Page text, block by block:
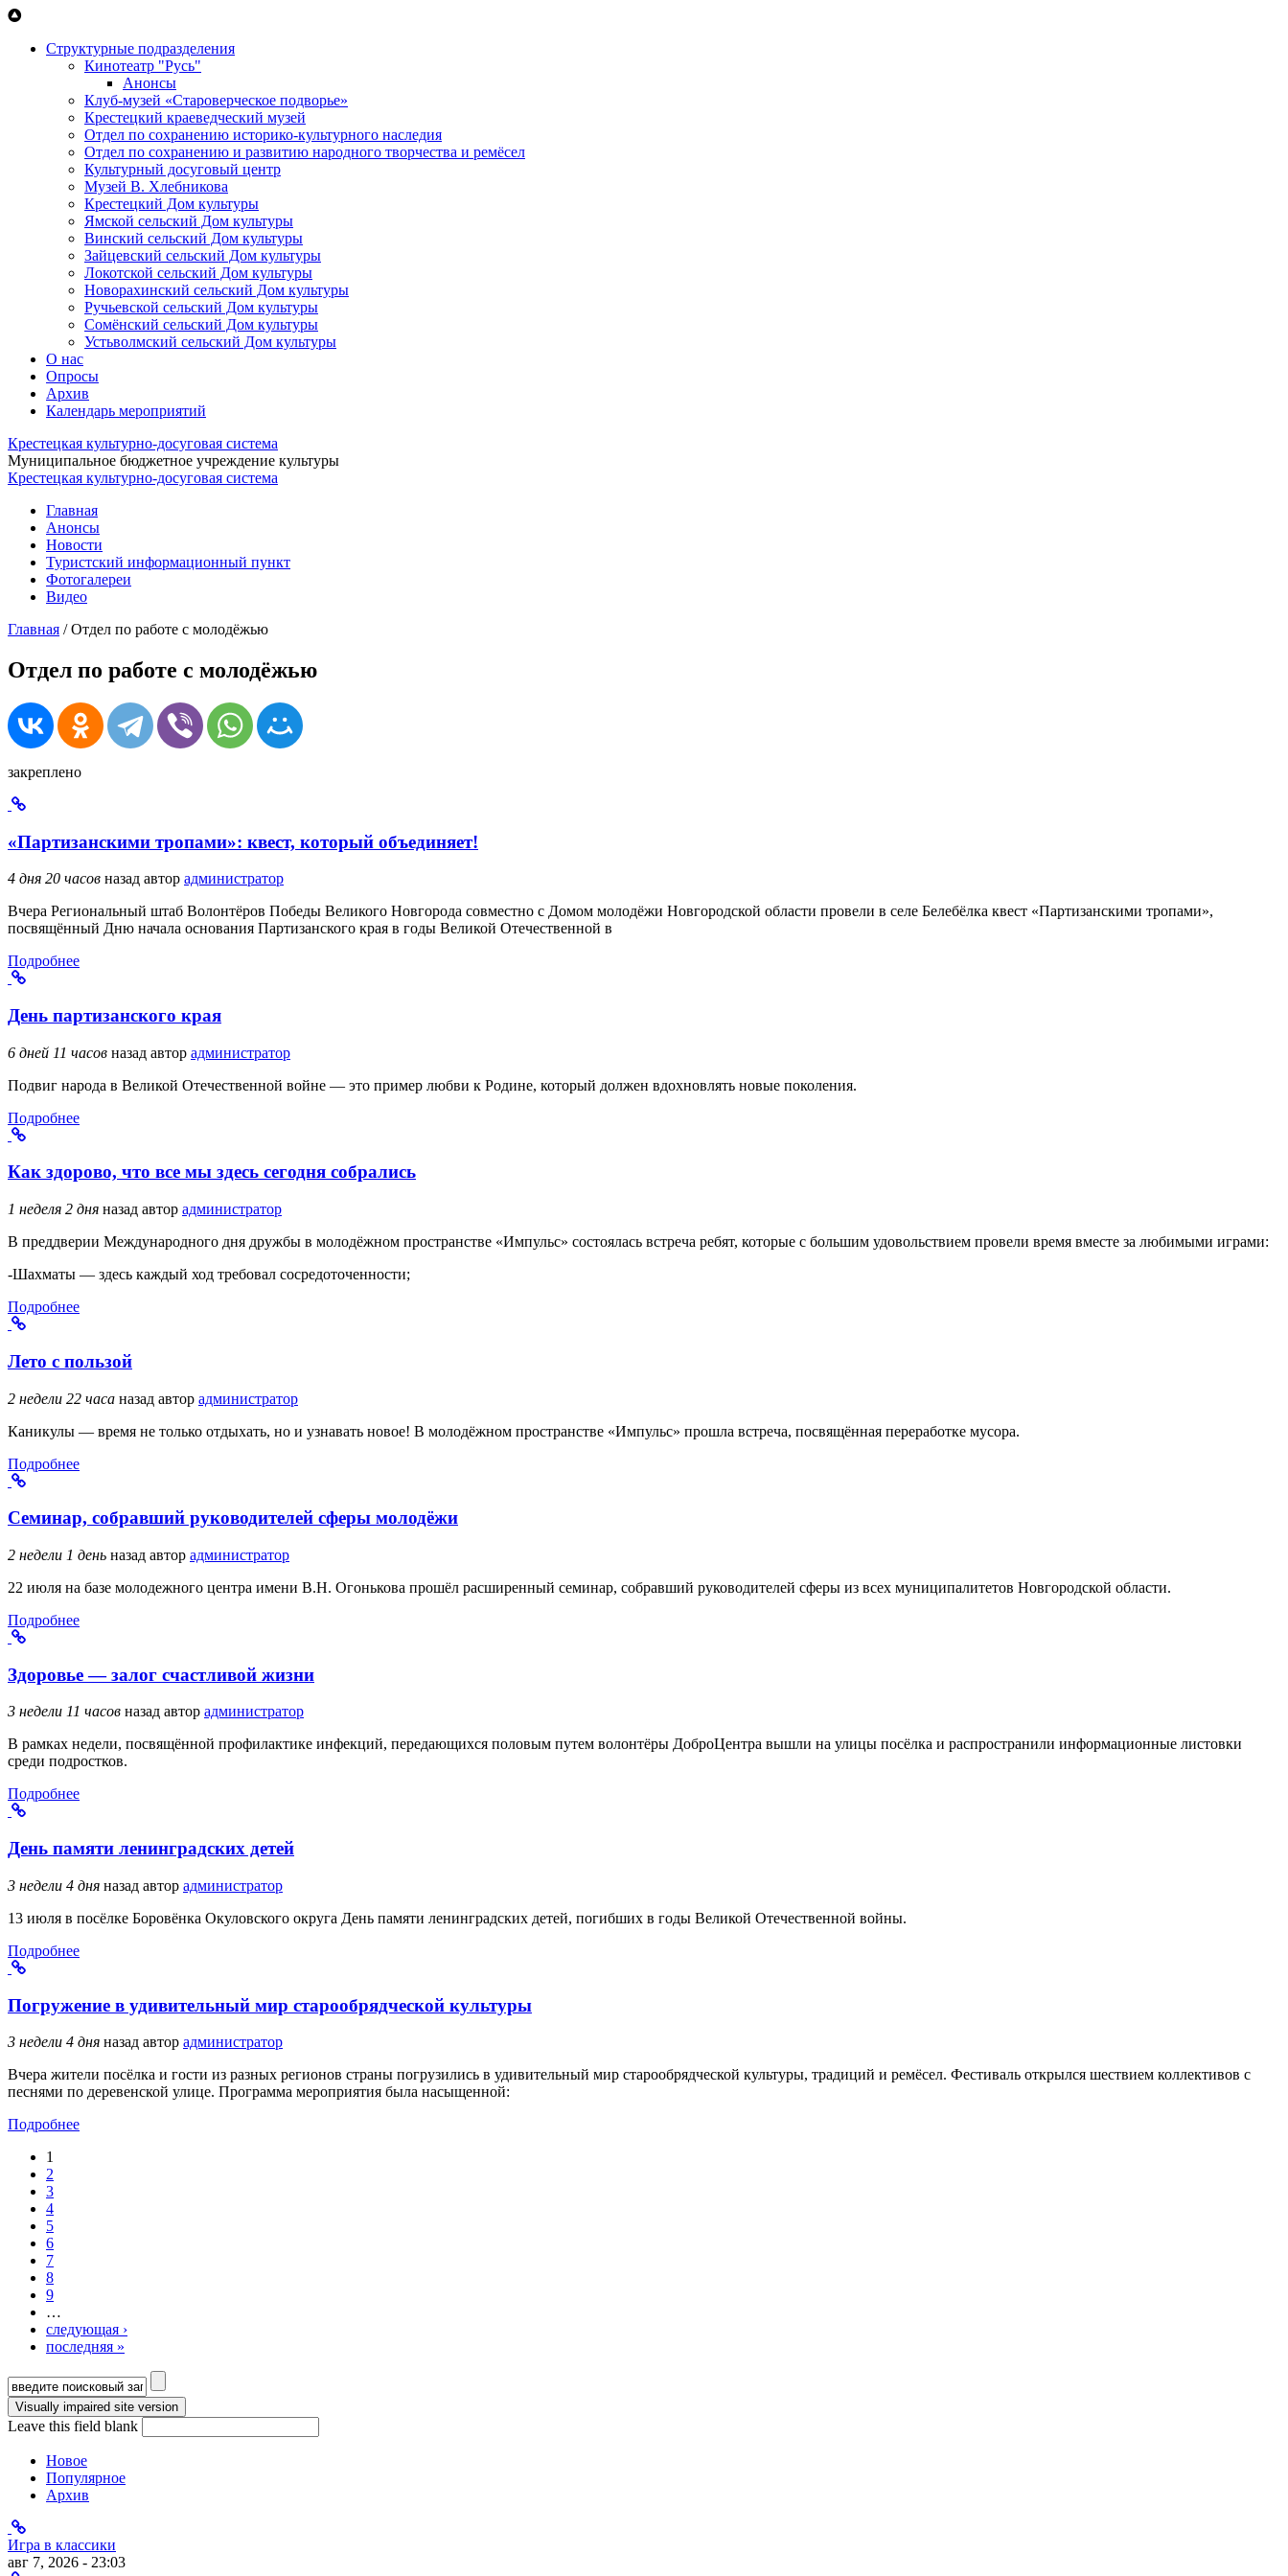
Перейти к основному содержанию
Структурные подразделения
Кинотеатр "Русь"
Анонсы
Клуб-музей «Староверческое подворье»
Крестецкий краеведческий музей
Отдел по сохранению историко-культурного наследия
Отдел по сохранению и развитию народного творчества и ремёсел
Культурный досуговый центр
Музей В. Хлебникова
Крестецкий Дом культуры
Ямской сельский Дом культуры
Винский сельский Дом культуры
Зайцевский сельский Дом культуры
Локотской сельский Дом культуры
Новорахинский сельский Дом культуры
Ручьевской сельский Дом культуры
Сомёнский сельский Дом культуры
Устьволмский сельский Дом культуры
О нас
Опросы
Архив
Календарь мероприятий
Крестецкая культурно-досуговая система
Муниципальное бюджетное учреждение культуры
Крестецкая культурно-досуговая система
Главная
Анонсы
Новости
Туристский информационный пункт
Фотогалереи
Видео
Главная /Отдел по работе с молодёжью
Отдел по работе с молодёжью
закреплено
«Партизанскими тропами»: квест, который объединяет!
4 дня 20 часов назад автор администратор
Вчера Региональный штаб Волонтёров Победы Великого Новгорода совместно с Домом молодёжи Новгородской области провели в селе Белебёлка квест «Партизанскими тропами»,
посвящённый Дню начала основания Партизанского края в годы Великой Отечественной в
Подробнее
День партизанского края
6 дней 11 часов назад автор администратор
Подвиг народа в Великой Отечественной войне — это пример любви к Родине, который должен вдохновлять новые поколения.
Подробнее
Как здорово, что все мы здесь сегодня собрались
1 неделя 2 дня назад автор администратор
В преддверии Международного дня дружбы в молодёжном пространстве «Импульс» состоялась встреча ребят, которые с большим удовольствием провели время вместе за любимыми играми:
-Шахматы — здесь каждый ход требовал сосредоточенности;
Подробнее
Лето с пользой
2 недели 22 часа назад автор администратор
Каникулы — время не только отдыхать, но и узнавать новое! В молодёжном пространстве «Импульс» прошла встреча, посвящённая переработке мусора.
Подробнее
Семинар, собравший руководителей сферы молодёжи
2 недели 1 день назад автор администратор
22 июля на базе молодежного центра имени В.Н. Огонькова прошёл расширенный семинар, собравший руководителей сферы из всех муниципалитетов Новгородской области.
Подробнее
Здоровье — залог счастливой жизни
3 недели 11 часов назад автор администратор
В рамках недели, посвящённой профилактике инфекций, передающихся половым путем волонтёры ДоброЦентра вышли на улицы посёлка и распространили информационные листовки
среди подростков.
Подробнее
День памяти ленинградских детей
3 недели 4 дня назад автор администратор
13 июля в посёлке Боровёнка Окуловского округа День памяти ленинградских детей, погибших в годы Великой Отечественной войны.
Подробнее
Погружение в удивительный мир старообрядческой культуры
3 недели 4 дня назад автор администратор
Вчера жители посёлка и гости из разных регионов страны погрузились в удивительный мир старообрядческой культуры, традиций и ремёсел. Фестиваль открылся шествием коллективов с
песнями по деревенской улице. Программа мероприятия была насыщенной:
Подробнее
Страницы
1
2
3
4
5
6
7
8
9
…
следующая ›
последняя »
Форма поиска
Leave this field blank
Новое
Популярное
Архив
Игра в классики
авг 7, 2026 - 23:03